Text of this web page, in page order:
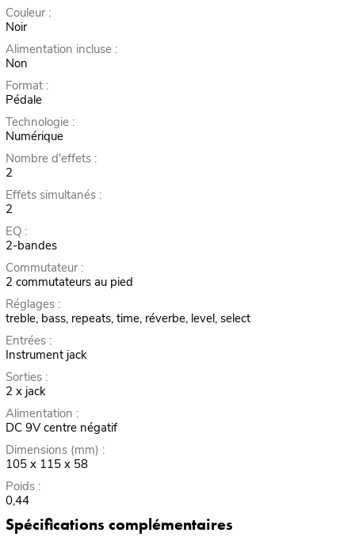
Couleur :
Noir
Alimentation incluse :
Non
Format :
Pédale
Technologie :
Numérique
Nombre d'effets :
2
Effets simultanés :
2
EQ :
2-bandes
Commutateur :
2 commutateurs au pied
Réglages :
treble, bass, repeats, time, réverbe, level, select
Entrées :
Instrument jack
Sorties :
2 x jack
Alimentation :
DC 9V centre négatif
Dimensions (mm) :
105 x 115 x 58
Poids :
0,44
Spécifications complémentaires